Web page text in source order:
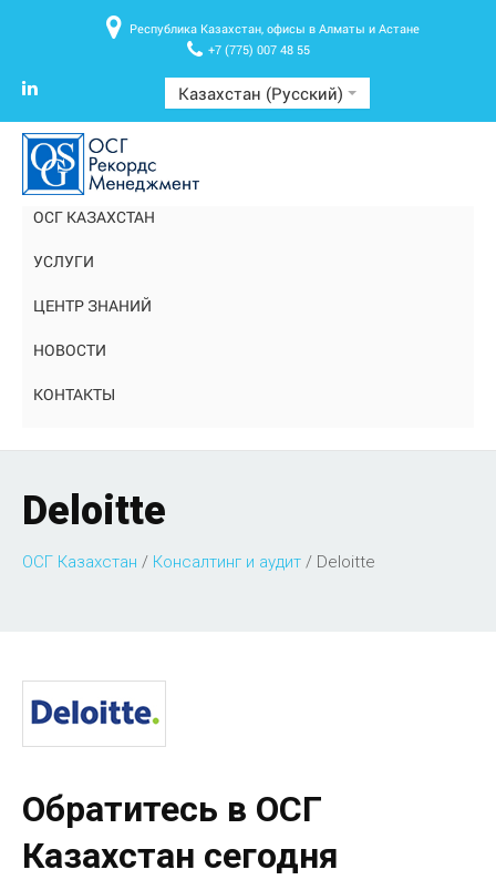
Республика Казахстан, офисы в Алматы и Астане
+7 (775) 007 48 55
Казахстан (Русский)
ОСГ КАЗАХСТАН
УСЛУГИ
ЦЕНТР ЗНАНИЙ
НОВОСТИ
КОНТАКТЫ
Deloitte
ОСГ Казахстан / Консалтинг и аудит / Deloitte
Обратитесь в ОСГ
Казахстан сегодня